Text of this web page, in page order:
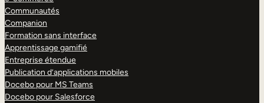
Communautés
Companion
Formation sans interface
Apprentissage gamifié
Entreprise étendue
Publication d’applications mobiles
Docebo pour MS Teams
Docebo pour Salesforce